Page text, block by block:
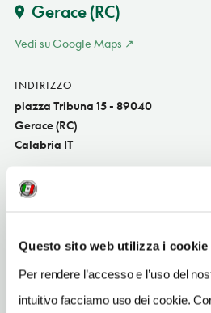
Questo sito web utilizza i cookie
Per rendere l’accesso e l’uso del
intuitivo facciamo uso dei cookie.
Gerace(RC)
Vedi su Google Maps
INDIRIZZO
piazza Tribuna 15 - 89040
Gerace (RC)
Calabria IT
0964355009
Apertura: lunedì-domenica 8.30-14,
di apertura possono subire